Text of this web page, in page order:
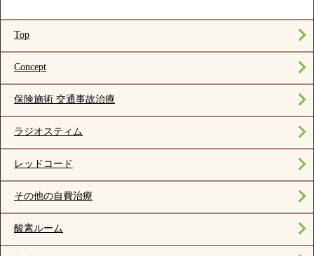
Top
Concept
保険施術 交通事故治療
ラジオスティム
レッドコード
その他の自費治療
酸素ルーム